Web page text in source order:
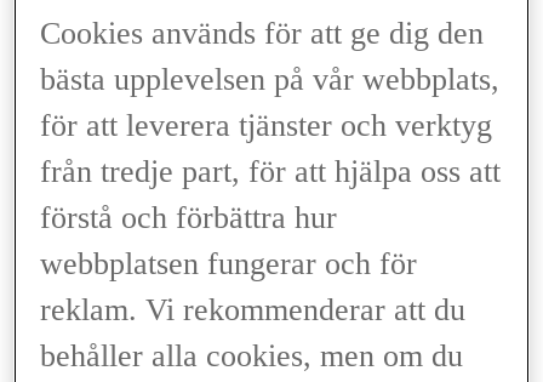
Ladda bekvämt i din egen takt med Lexus
Cookies används för att ge dig den
bästa upplevelsen på vår webbplats,
för att leverera tjänster och verktyg
från tredje part, för att hjälpa oss att
förstå och förbättra hur
webbplatsen fungerar och för
reklam. Vi rekommenderar att du
behåller alla cookies, men om du